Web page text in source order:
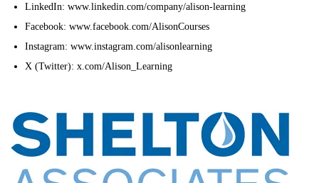
LinkedIn: www.linkedin.com/company/alison-learning
Facebook: www.facebook.com/AlisonCourses
Instagram: www.instagram.com/alisonlearning
X (Twitter): x.com/Alison_Learning